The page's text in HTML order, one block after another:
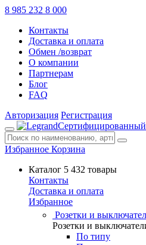
8 985 232 8 000
Контакты
Доставка и оплата
Обмен /возврат
О компании
Партнерам
Блог
FAQ
Авторизация Регистрация
Сертифицированный
Избранное Корзина
Каталог 5 432 товары
Контакты
Доставка и оплата
Избранное
Розетки и
Розетки и
По типу